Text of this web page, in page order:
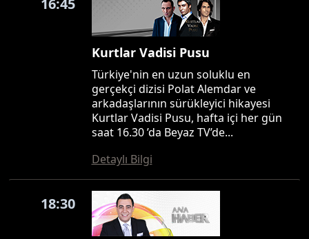
16:45
Kurtlar Vadisi Pusu
Türkiye'nin en uzun soluklu en
gerçekçi dizisi Polat Alemdar ve
arkadaşlarının sürükleyici hikayesi
Kurtlar Vadisi Pusu, hafta içi her gün
saat 16.30 ’da Beyaz TV’de...
Detaylı Bilgi
18:30